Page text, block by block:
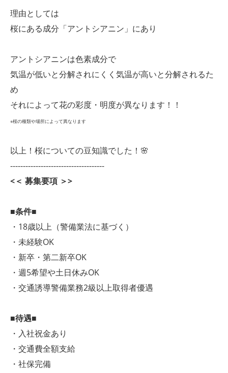
理由としては
桜にある成分「アントシアニン」にあり
アントシアニンは色素成分で
気温が低いと分解されにくく気温が高いと分解されるた
め
それによって花の彩度・明度が異なります！！
※桜の種類や場所によって異なります
以上！桜についての豆知識でした！🌸
-------------------------------------
<＜ 募集要項 ＞>
■条件■
・18歳以上（警備業法に基づく）
・未経験OK
・新卒・第二新卒OK
・週5希望や土日休みOK
・交通誘導警備業務2級以上取得者優遇
■待遇■
・入社祝金あり
・交通費全額支給
・社保完備